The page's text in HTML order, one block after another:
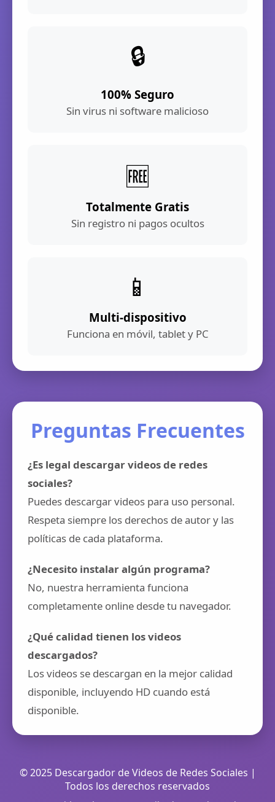
🔒
100% Seguro
Sin virus ni software malicioso
🆓
Totalmente Gratis
Sin registro ni pagos ocultos
📱
Multi-dispositivo
Funciona en móvil, tablet y PC
Preguntas Frecuentes
¿Es legal descargar videos de redes
sociales?
Puedes descargar videos para uso personal.
Respeta siempre los derechos de autor y las
políticas de cada plataforma.
¿Necesito instalar algún programa?
No, nuestra herramienta funciona
completamente online desde tu navegador.
¿Qué calidad tienen los videos
descargados?
Los videos se descargan en la mejor calidad
disponible, incluyendo HD cuando está
disponible.
© 2025 Descargador de Videos de Redes Sociales |
Todos los derechos reservados